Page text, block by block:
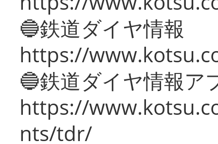
🔵鉄道ダイヤ情報
https://
🔵鉄道ダイヤ情報ア
https://
nts/tdr/